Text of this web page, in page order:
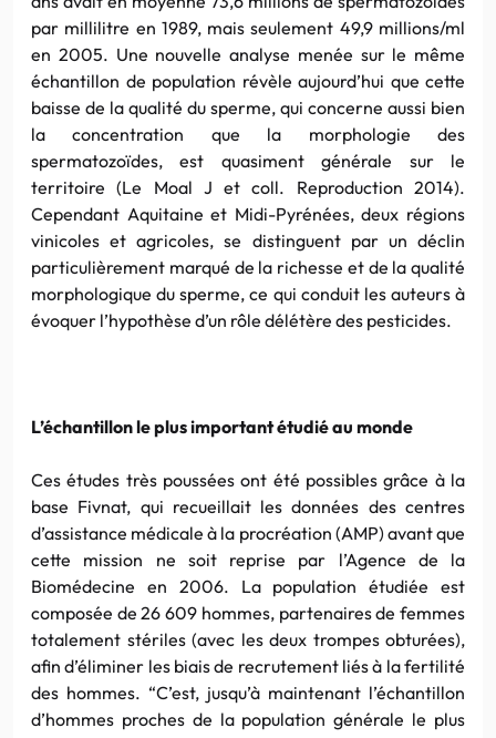
par millilitre en 1989, mais seulement 49,9 millions/ml
en 2005. Une nouvelle analyse menée sur le même
échantillon de population révèle aujourd’hui que cette
baisse de la qualité du sperme, qui concerne aussi bien
la concentration que la morphologie des
spermatozoïdes, est quasiment générale sur le
territoire (Le Moal J et coll. Reproduction 2014).
Cependant Aquitaine et Midi-Pyrénées, deux régions
vinicoles et agricoles, se distinguent par un déclin
particulièrement marqué de la richesse et de la qualité
morphologique du sperme, ce qui conduit les auteurs à
évoquer l’hypothèse d’un rôle délétère des pesticides.
L’échantillon le plus important étudié au monde
Ces études très poussées ont été possibles grâce à la
base Fivnat, qui recueillait les données des centres
d’assistance médicale à la procréation (AMP) avant que
cette mission ne soit reprise par l’Agence de la
Biomédecine en 2006. La population étudiée est
composée de 26 609 hommes, partenaires de femmes
totalement stériles (avec les deux trompes obturées),
afin d’éliminer les biais de recrutement liés à la fertilité
des hommes. “C’est, jusqu’à maintenant l’échantillon
d’hommes proches de la population générale le plus